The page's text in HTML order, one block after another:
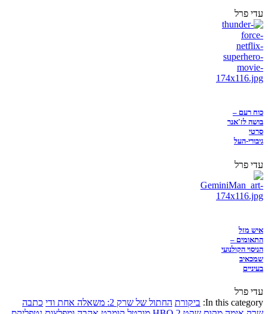
עדי פרל
כוח רעם –
בושה לז'אנר
סרטי
גיבורי-העל
עדי פרל
איש מזל
התאומים –
הניסוי הקולנועי
שמכאיב
בעיניים
עדי פרל
In this category: ביקורת החתול של שרק 2: משאלה אחת ודי
כתבה